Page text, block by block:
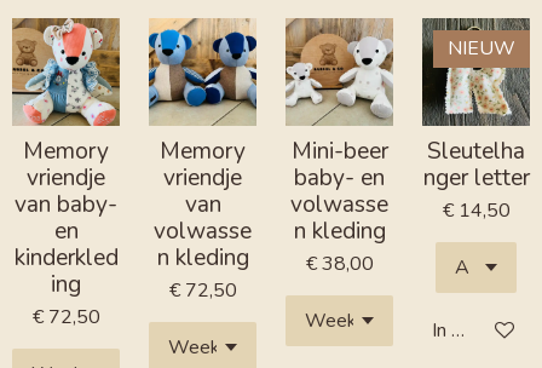
Memory
vriendje
van baby-
en
kinderkled
ing
€ 72,50
Memory
vriendje
van
volwasse
n kleding
€ 72,50
Mini-beer
baby- en
volwasse
n kleding
€ 38,00
NIEUW
Sleutelha
nger letter
€ 14,50
In